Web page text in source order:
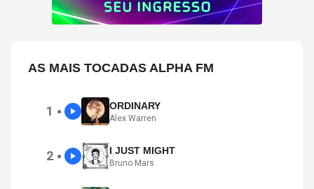
AS MAIS TOCADAS ALPHA FM
1 ● ORDINARY
Alex Warren
2 ● I JUST MIGHT
Bruno Mars